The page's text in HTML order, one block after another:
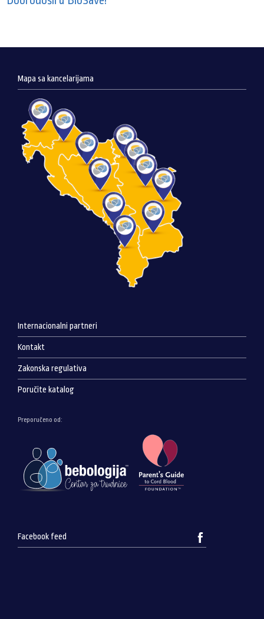
Mapa sa kancelarijama
Internacionalni partneri
Kontakt
Zakonska regulativa
Poručite katalog
Preporučeno od:
Facebook feed